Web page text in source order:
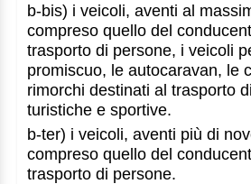
b-bis) i veicoli, aventi al
compreso quello del
trasporto di persone, i veicoli
promiscuo, le autocaravan, le
rimorchi destinati al trasporto
turistiche e sportive.
b-ter) i veicoli, aventi più di
compreso quello del
trasporto di persone.